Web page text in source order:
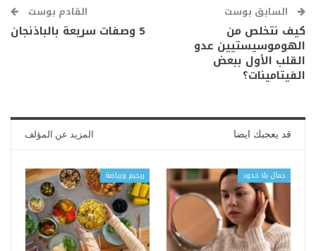
السابق بوست
كيف نتخلص من
الهوموسيستيين عدو
القلب الأول ببعض
الفيتامينات؟
القادم بوست
5 وصفات سريعة بالباذنجان
قد يعجبك ايضا المزيد عن المؤلف
جمال بلا حدود ريجيم ورياضة